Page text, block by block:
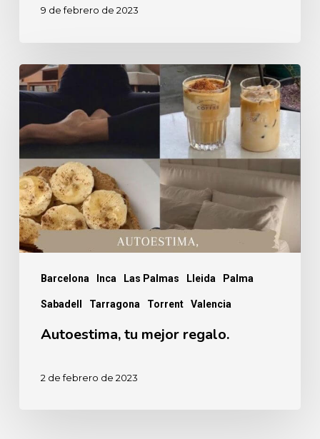
9 de febrero de 2023
Barcelona Inca Las Palmas Lleida Palma
Sabadell Tarragona Torrent Valencia
Autoestima,
tu
regalo.
Autoestima, tu mejor regalo.
2 de febrero de 2023